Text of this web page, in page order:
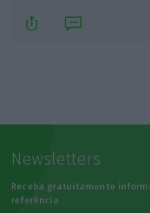
Newsletters
Receba gratuitamente
referência